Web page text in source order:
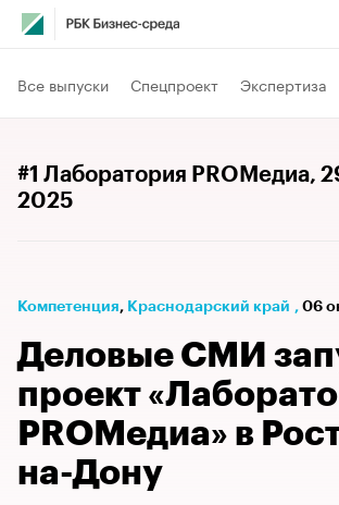
Все выпуски Спецпроект Экспертиза
#1 Лаборатория PROМедиа,
2025
Компетенция⁠, Краснодарский край , 06
Деловые СМИ
проект
PROМедиа» в
на-Дону